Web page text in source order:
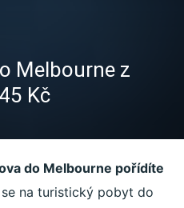
Melbourne z
Kč
do Melbourne pořídíte
na turistický pobyt do